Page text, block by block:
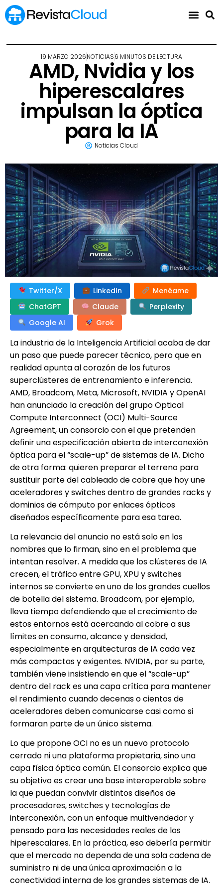
19 MARZO 2026NOTICIAS6 MINUTOS DE LECTURA
AMD, Nvidia y los
hiperescalares
impulsan la óptica
para la IA
Noticias Cloud
Twitter/X LinkedIn
Menéame
ChatGPT
Claude
Perplexity
Google AI
Grok
La industria de la Inteligencia Artificial acaba de dar
un paso que puede parecer técnico, pero que en
realidad apunta al corazón de los futuros
superclústeres de entrenamiento e inferencia.
AMD, Broadcom, Meta, Microsoft, NVIDIA y OpenAI
han anunciado la creación del grupo Optical
Compute Interconnect (OCI) Multi-Source
Agreement, un consorcio con el que pretenden
definir una especificación abierta de interconexión
óptica para el “scale-up” de sistemas de IA. Dicho
de otra forma: quieren preparar el terreno para
sustituir parte del cableado de cobre que hoy une
aceleradores y switches dentro de grandes racks y
dominios de cómputo por enlaces ópticos
diseñados específicamente para esa tarea.
La relevancia del anuncio no está solo en los
nombres que lo firman, sino en el problema que
intentan resolver. A medida que los clústeres de IA
crecen, el tráfico entre GPU, XPU y switches
internos se convierte en uno de los grandes cuellos
de botella del sistema. Broadcom, por ejemplo,
lleva tiempo defendiendo que el crecimiento de
estos entornos está acercando al cobre a sus
límites en consumo, alcance y densidad,
especialmente en arquitecturas de IA cada vez
más compactas y exigentes. NVIDIA, por su parte,
también viene insistiendo en que el “scale-up”
dentro del rack es una capa crítica para mantener
el rendimiento cuando decenas o cientos de
aceleradores deben comunicarse casi como si
formaran parte de un único sistema.
Lo que propone OCI no es un nuevo protocolo
cerrado ni una plataforma propietaria, sino una
capa física óptica común. El consorcio explica que
su objetivo es crear una base interoperable sobre
la que puedan convivir distintos diseños de
procesadores, switches y tecnologías de
interconexión, con un enfoque multivendedor y
pensado para las necesidades reales de los
hiperescalares. En la práctica, eso debería permitir
que el mercado no dependa de una sola cadena de
suministro ni de una única aproximación a la
conectividad interna de los grandes sistemas de IA.